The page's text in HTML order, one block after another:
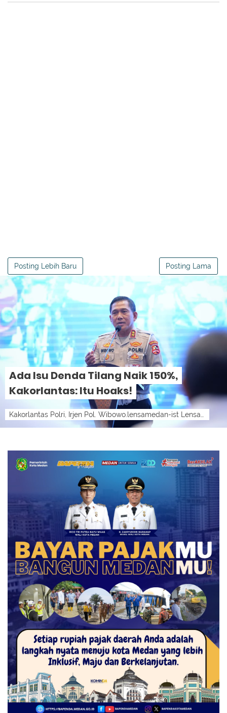
Posting Lebih Baru Posting Lama
Ada Isu Denda Tilang Naik 150%,
Kakorlantas: Itu Hoaks!